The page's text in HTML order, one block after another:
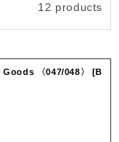
12 products
〈047/048〉 [B